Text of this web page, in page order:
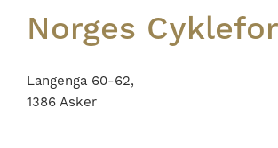
Norges
Langenga 60-62,
1386 Asker